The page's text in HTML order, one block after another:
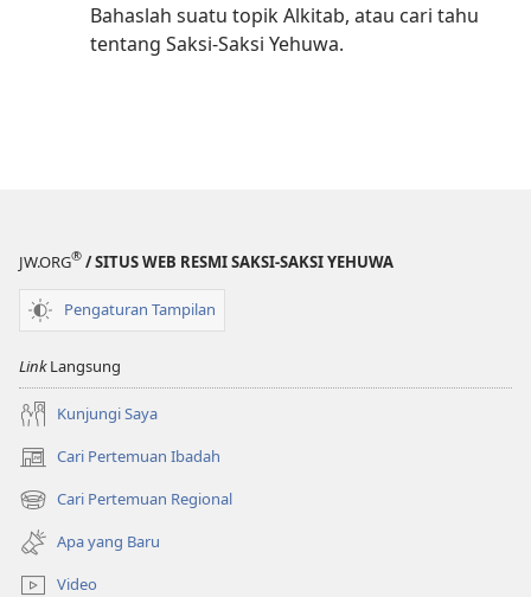
Bahaslah suatu topik Alkitab, atau cari tahu
tentang Saksi-Saksi Yehuwa.
JW.ORG® / SITUS WEB RESMI SAKSI-SAKSI YEHUWA
Pengaturan Tampilan
LinkLangsung
Kunjungi Saya
Cari Pertemuan Ibadah
(terbuka
di
window
baru)
Cari Pertemuan Regional
(terbuka
di
window
baru)
Apa yang Baru
Video